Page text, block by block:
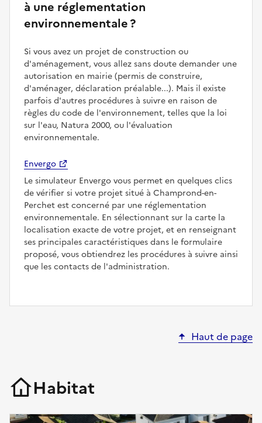
à une réglementation
environnementale ?
Si vous avez un projet de construction ou
d'aménagement, vous allez sans doute demander une
autorisation en mairie (permis de construire,
d'aménager, déclaration préalable...). Mais il existe
parfois d'autres procédures à suivre en raison de
règles du code de l'environnement, telles que la loi
sur l'eau, Natura 2000, ou l'évaluation
environnementale.
Envergo
Le simulateur Envergo vous permet en quelques clics
de vérifier si votre projet situé à Champrond-en-
Perchet est concerné par une réglementation
environnementale. En sélectionnant sur la carte la
localisation exacte de votre projet, et en renseignant
ses principales caractéristiques dans le formulaire
proposé, vous obtiendrez les procédures à suivre ainsi
que les contacts de l'administration.
Haut de page
Habitat